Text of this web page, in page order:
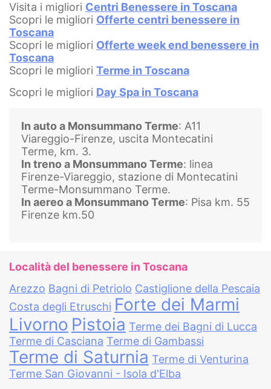
Visita i migliori Centri Benessere in Toscana
Scopri le migliori Offerte centri benessere in
Toscana
Scopri le migliori Offerte week end benessere in
Toscana
Scopri le migliori Terme in Toscana
Scopri le migliori Day Spa in Toscana
In auto a Monsummano Terme: A11
Viareggio-Firenze, uscita Montecatini
Terme, km. 3.
In treno a Monsummano Terme: linea
Firenze-Viareggio, stazione di Montecatini
Terme-Monsummano Terme.
In aereo a Monsummano Terme: Pisa km. 55
Firenze km.50
Località del benessere in Toscana
Arezzo Bagni di Petriolo Castiglione della Pescaia
Costa degli Etruschi Forte dei Marmi
Livorno Pistoia Terme dei Bagni di Lucca
Terme di Casciana Terme di Gambassi
Terme di Saturnia Terme di Venturina
Terme San Giovanni - Isola d'Elba